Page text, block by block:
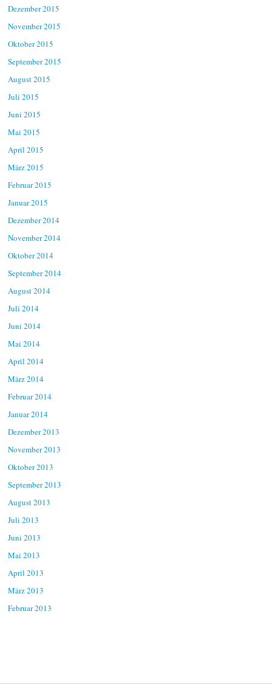
Dezember 2015
November 2015
Oktober 2015
September 2015
August 2015
Juli 2015
Juni 2015
Mai 2015
April 2015
März 2015
Februar 2015
Januar 2015
Dezember 2014
November 2014
Oktober 2014
September 2014
August 2014
Juli 2014
Juni 2014
Mai 2014
April 2014
März 2014
Februar 2014
Januar 2014
Dezember 2013
November 2013
Oktober 2013
September 2013
August 2013
Juli 2013
Juni 2013
Mai 2013
April 2013
März 2013
Februar 2013